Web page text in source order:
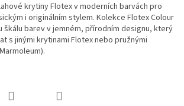
krytiny Flotex v moderních barvách pro
i originálním stylem. Kolekce Flotex Colour
škálu barev v jemném, přírodním designu, který
s jinými krytinami Flotex nebo pružnými